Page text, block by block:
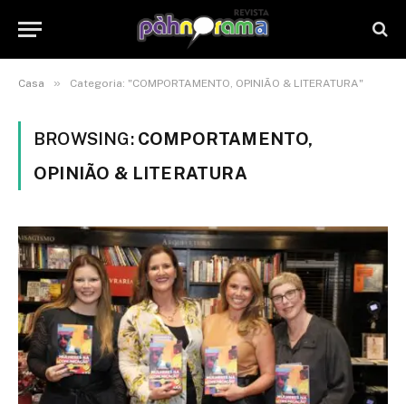
Casa » Categoria: "COMPORTAMENTO, OPINIÃO & LITERATURA"
BROWSING: COMPORTAMENTO,
OPINIÃO & LITERATURA